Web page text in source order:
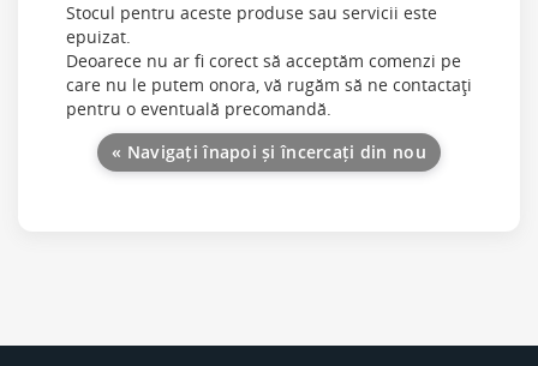
Stocul pentru aceste produse sau servicii este
epuizat.
Deoarece nu ar fi corect să acceptăm comenzi pe
care nu le putem onora, vă rugăm să ne contactaţi
pentru o eventuală precomandă.
« Navigați înapoi și încercați din nou